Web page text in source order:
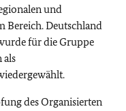
und
Bereich. Deutschland
für die Gruppe
als
des Organisierten